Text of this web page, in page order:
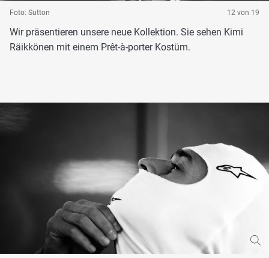
Foto: Sutton 12 von 19
Wir präsentieren unsere neue Kollektion. Sie sehen Kimi
Räikkönen mit einem Prêt-à-porter Kostüm.